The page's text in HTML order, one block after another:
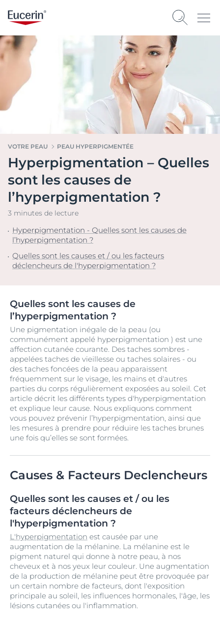
VOTRE PEAU PEAU HYPERPIGMENTÉE
Hyperpigmentation – Quelles
sont les causes de
l’hyperpigmentation ?
3 minutes de lecture
Hyperpigmentation - Quelles sont les causes de
l’hyperpigmentation ?
Quelles sont les causes et / ou les facteurs
déclencheurs de l'hyperpigmentation ?
Quelles sont les causes de
l’hyperpigmentation ?
Une pigmentation inégale de la peau (ou
communément appelé hyperpigmentation ) est une
affection cutanée courante. Des taches sombres -
appelées taches de vieillesse ou taches solaires - ou
des taches foncées de la peau apparaissent
fréquemment sur le visage, les mains et d'autres
parties du corps régulièrement exposées au soleil. Cet
article décrit les différents types d'hyperpigmentation
et explique leur cause. Nous expliquons comment
vous pouvez prévenir l’hyperpigmentation, ainsi que
les mesures à prendre pour réduire les taches brunes
une fois qu’elles se sont formées.
Causes & Facteurs Declencheurs
Quelles sont les causes et / ou les
facteurs déclencheurs de
l'hyperpigmentation ?
L'hyperpigmentation est causée par une
augmentation de la mélanine. La mélanine est le
pigment naturel qui donne à notre peau, à nos
cheveux et à nos yeux leur couleur. Une augmentation
de la production de mélanine peut être provoquée par
un certain nombre de facteurs, dont l'exposition
principale au soleil, les influences hormonales, l'âge, les
lésions cutanées ou l'inflammation.